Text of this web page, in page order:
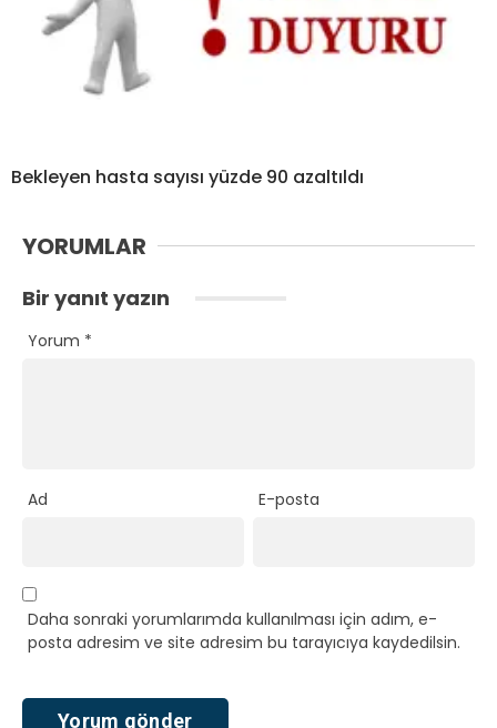
Bekleyen hasta sayısı yüzde 90 azaltıldı
YORUMLAR
Bir yanıt yazın
Yorum *
Ad E-posta
Daha sonraki yorumlarımda kullanılması için adım, e-
posta adresim ve site adresim bu tarayıcıya kaydedilsin.